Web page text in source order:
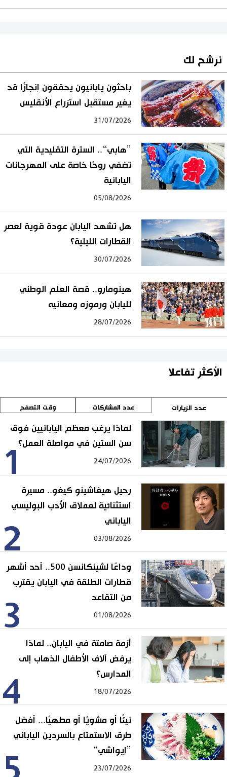
نرشح لك
باحثون يابانيون يحققون إنجازًا قد
يغير مستقبل استزراع الأنقليس
31/07/2026
”هابي“.. السترة التقليدية التي
تضفي روحًا خاصة على المهرجانات
اليابانية
05/08/2026
هل تشهد اليابان عودة قوية لعصر
القطارات الليلية؟
30/07/2026
هينومارو.. قصة العلم الوطني
لليابان ورموزه ومعانيه
28/07/2026
الأكثر تفاعلا
عدد الزيارات عدد المشاركات وقت التصفح
1
لماذا يرغب معظم اليابانيين فوق
سن الستين في مواصلة العمل؟
24/07/2026
2
رحيل هيغاشينو كيغو.. مسيرة
استثنائية لعملاق الأدب البوليسي
الياباني
03/08/2026
3
وداعًا لشينكانسن 500.. أحد أشهر
قطارات الطلقة في اليابان يقترب
من التقاعد
01/08/2026
4
أزمة صامتة في اليابان.. لماذا
يرفض آلاف الأطفال الذهاب إلى
المدارس؟
18/07/2026
نيئًا أو مشويًا أو مطهيًا... أفضل
طرق الاستمتاع بالسردين الياباني
”إيواشي“
23/07/2026